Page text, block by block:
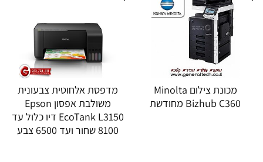
מכונת צילום Minolta
Bizhub C360 מחודשת
מדפסת אלחוטית צבעונית
משולבת אפסון Epson
EcoTank L3150 דיו כלול עד
8100 שחור ועד 6500 צבע